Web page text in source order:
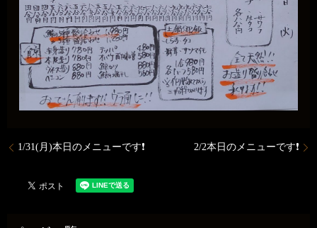
1/31(月)本日のメニューです❗ 2/2本日のメニューです❗